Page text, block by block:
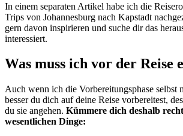
In einem separaten Artikel habe ich die
Trips von Johannesburg nach Kapstadt
gern davon inspirieren und suche dir das
interessiert.
Was muss ich vor der Reise
Auch wenn ich die Vorbereitungsphase selbst
besser du dich auf deine Reise vorbereitest,
du sie angehen. Kümmere dich deshalb
wesentlichen Dinge: